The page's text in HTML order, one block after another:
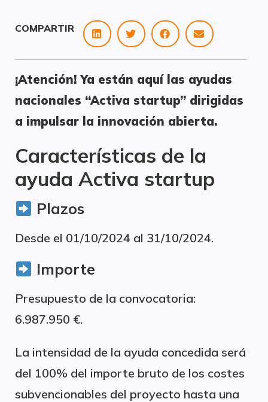
COMPARTIR
¡Atención! Ya están aquí las ayudas
nacionales “Activa startup” dirigidas
a impulsar la innovación abierta.
Características de la
ayuda Activa startup
Plazos
Desde el 01/10/2024 al 31/10/2024.
Importe
Presupuesto de la convocatoria:
6.987.950 €.
La intensidad de la ayuda concedida será
del 100% del importe bruto de los costes
subvencionables del proyecto hasta una